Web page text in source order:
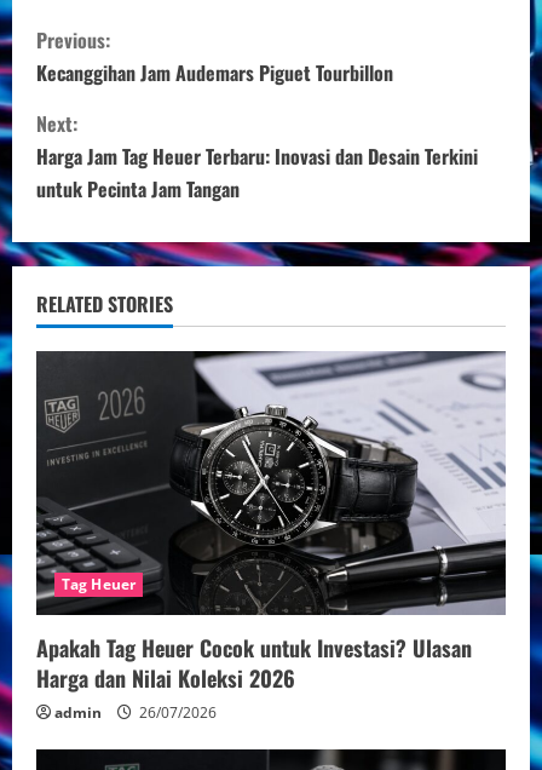
C
o
n
t
i
n
u
e
R
e
a
d
i
n
g
Previous:
Kecanggihan Jam Audemars Piguet Tourbillon
Next:
Harga Jam Tag Heuer Terbaru: Inovasi dan Desain Terkini
untuk Pecinta Jam Tangan
RELATED STORIES
Tag Heuer
Apakah Tag Heuer Cocok untuk Investasi? Ulasan
Harga dan Nilai Koleksi 2026
admin 26/07/2026